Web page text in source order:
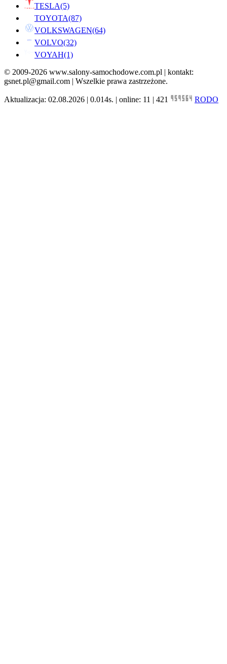
TESLA(5)
TOYOTA(87)
VOLKSWAGEN(64)
VOLVO(32)
VOYAH(1)
© 2009-2026 www.salony-samochodowe.com.pl | kontakt:
gsnet.pl@gmail.com | Wszelkie prawa zastrzeżone.
Aktualizacja: 02.08.2026 | 0.014s. | online: 11 | 421 RODO